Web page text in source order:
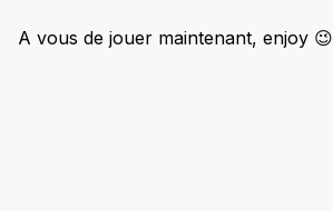
A vous de jouer maintenant, enjoy 😉